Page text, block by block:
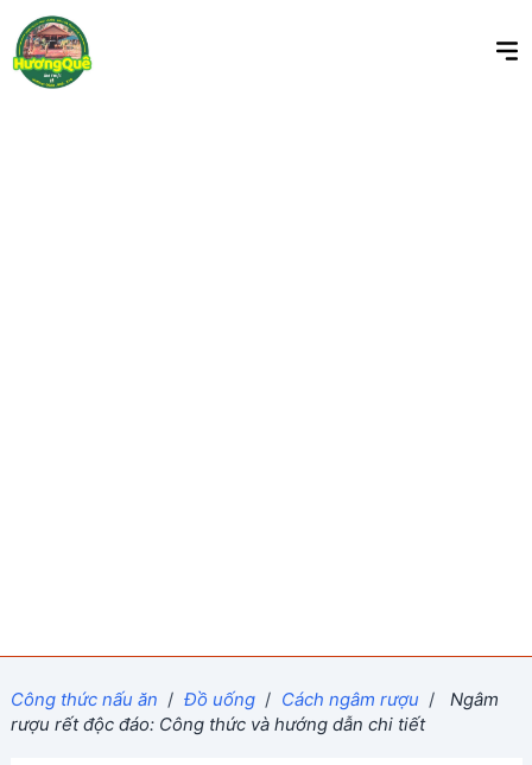
Công thức nấu ăn / Đồ uống / Cách ngâm rượu /
Ngâm
rượu rết độc đáo: Công thức và hướng dẫn chi tiết